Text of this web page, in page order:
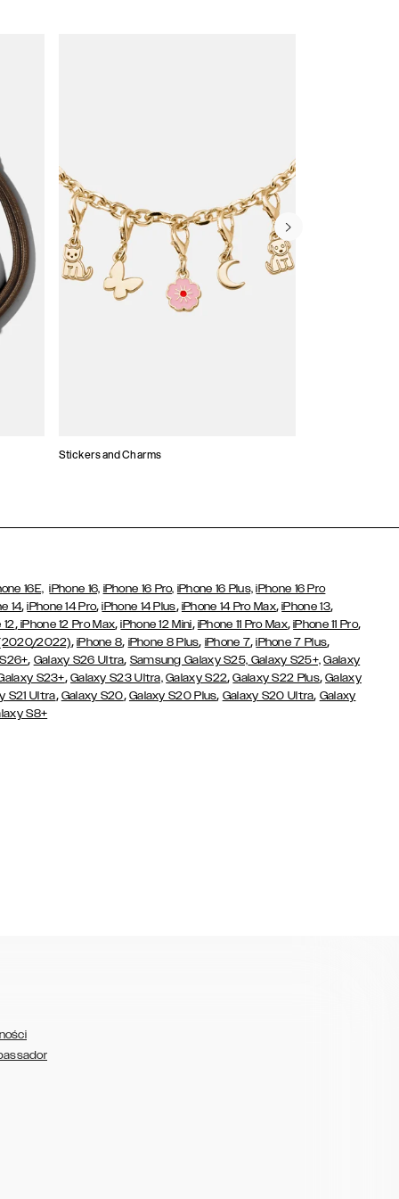
Stickers and Charms
16E, iPhone 16, iPhone 16 Pro, iPhone 16 Plus, iPhone 16 Pro
14,iPhone 14 Pro,iPhone 14 Plus, iPhone 14 Pro Max,iPhone 13,
12,iPhone 12 Pro Max,iPhone 12 Mini, iPhone 11 Pro Max,iPhone 11 Pro,
(2020/2022), iPhone 8, iPhone 8 Plus, iPhone 7,iPhone 7 Plus,
, Galaxy S26 Ultra, Samsung Galaxy S25, Galaxy S25+, Galaxy
S23+, Galaxy S23 Ultra, Galaxy S22,Galaxy S22 Plus,Galaxy
S21 Ultra, Galaxy S20, Galaxy S20 Plus, Galaxy S20 Ultra, Galaxy
S8+